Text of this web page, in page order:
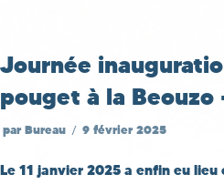
Journée
pouget à la Beouzo
par Bureau 9 février 2025
Le 11 janvier 2025 a enfin eu lieu